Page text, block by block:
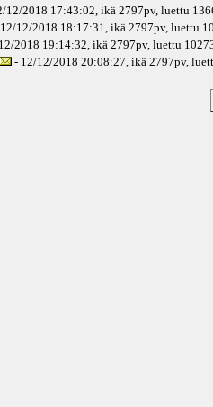
12/2018 17:43:02, ikä 2797pv, luettu
12/2018 18:17:31, ikä 2797pv, luettu
2018 19:14:32, ikä2797pv, luettu
- 12/12/2018 20:08:27, ikä 2797pv,